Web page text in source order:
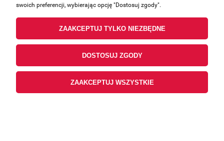
Pomoc
Moje konto
Informacje
swoich preferencji, wybierając opcję "Dostosuj zgody".
ZAAKCEPTUJ TYLKO NIEZBĘDNE
DOSTOSUJ ZGODY
ZAAKCEPTUJ WSZYSTKIE